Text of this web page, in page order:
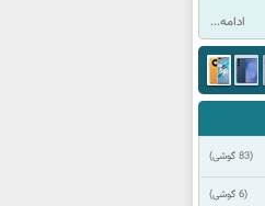
ادامه...
(83 گوشی)
(6 گوشی)